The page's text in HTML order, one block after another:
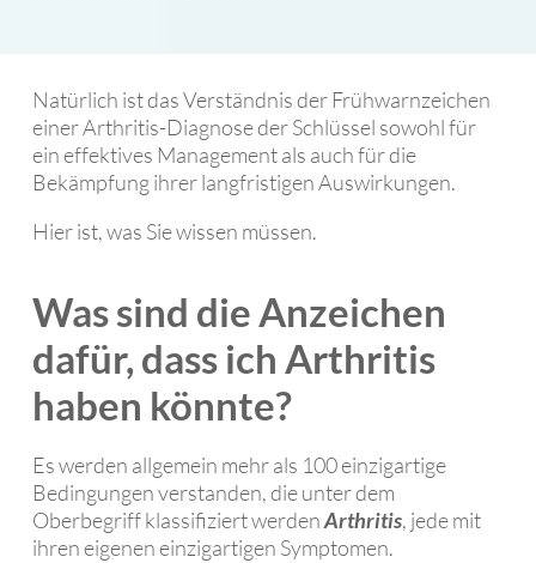
Natürlich ist das Verständnis der Frühwarnzeichen
einer Arthritis-Diagnose der Schlüssel sowohl für
ein effektives Management als auch für die
Bekämpfung ihrer langfristigen Auswirkungen.
Hier ist, was Sie wissen müssen.
Was sind die Anzeichen
dafür, dass ich Arthritis
haben könnte?
Es werden allgemein mehr als 100 einzigartige
Bedingungen verstanden, die unter dem
Oberbegriff klassifiziert werdenArthritis, jede mit
ihren eigenen einzigartigen Symptomen.